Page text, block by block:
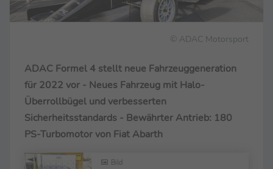
© ADAC Motorsport
ADAC Formel 4 stellt neue Fahrzeuggeneration
für 2022 vor - Neues Fahrzeug mit Halo-
Überrollbügel und verbesserten
Sicherheitsstandards - Bewährter Antrieb: 180
PS-Turbomotor von Fiat Abarth
Bild